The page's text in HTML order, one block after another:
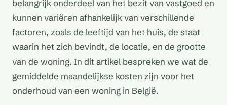
belangrijk onderdeel van het bezit van vastgoed en
kunnen variëren afhankelijk van verschillende
factoren, zoals de leeftijd van het huis, de staat
waarin het zich bevindt, de locatie, en de grootte
van de woning. In dit artikel bespreken we wat de
gemiddelde maandelijkse kosten zijn voor het
onderhoud van een woning in België.